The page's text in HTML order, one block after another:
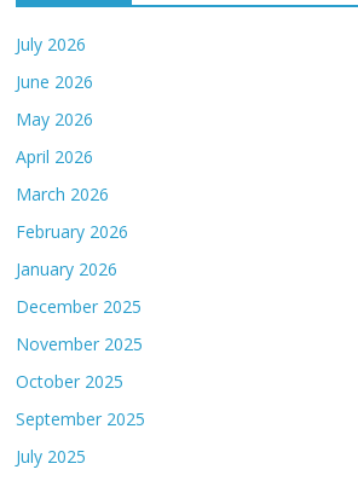
July 2026
June 2026
May 2026
April 2026
March 2026
February 2026
January 2026
December 2025
November 2025
October 2025
September 2025
July 2025